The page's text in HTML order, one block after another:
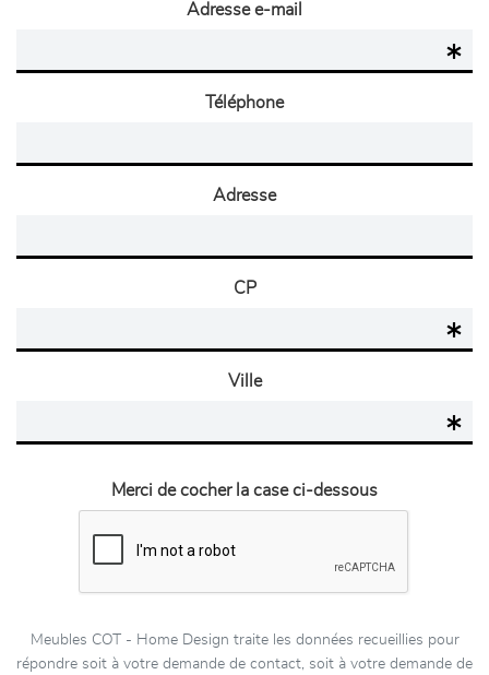
Adresse e-mail
Téléphone
Adresse
CP
Ville
Merci de cocher la case ci-dessous
Meubles COT - Home Design traite les données recueillies pour
répondre soit à votre demande de contact, soit à votre demande de